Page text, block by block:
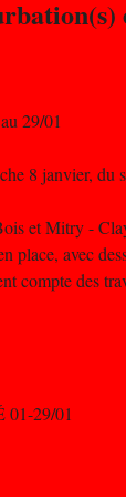
29/01
8 janvier,
et Mitry -
place, avec
compte des
01-29/01